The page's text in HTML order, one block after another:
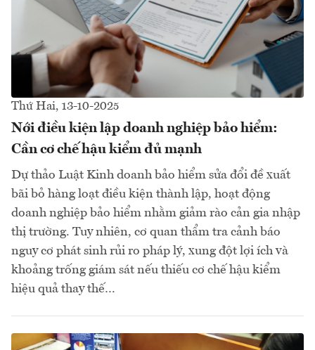
Thứ Hai, 13-10-2025
Nới điều kiện lập doanh nghiệp bảo hiểm:
Cần cơ chế hậu kiểm đủ mạnh
Dự thảo Luật Kinh doanh bảo hiểm sửa đổi đề xuất
bãi bỏ hàng loạt điều kiện thành lập, hoạt động
doanh nghiệp bảo hiểm nhằm giảm rào cản gia nhập
thị trường. Tuy nhiên, cơ quan thẩm tra cảnh báo
nguy cơ phát sinh rủi ro pháp lý, xung đột lợi ích và
khoảng trống giám sát nếu thiếu cơ chế hậu kiểm
hiệu quả thay thế…